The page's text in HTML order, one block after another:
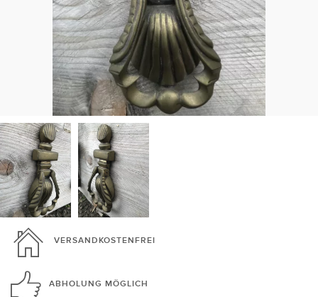
VERSANDKOSTENFREI
ABHOLUNG MÖGLICH